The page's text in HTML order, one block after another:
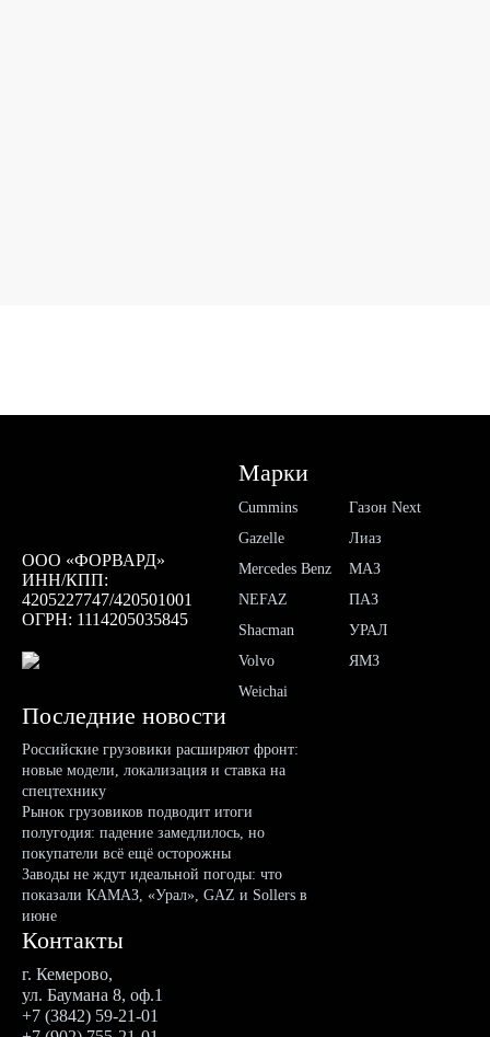
ООО «ФОРВАРД»
ИНН/КПП:
4205227747/420501001
ОГРН: 1114205035845
Марки
Cummins
Gazelle
Mercedes Benz
NEFAZ
Shacman
Volvo
Weichai
Газон Next
Лиаз
МАЗ
ПАЗ
УРАЛ
ЯМЗ
Последние новости
Российские грузовики расширяют фронт:
новые модели, локализация и ставка на
спецтехнику
Рынок грузовиков подводит итоги
полугодия: падение замедлилось, но
покупатели всё ещё осторожны
Заводы не ждут идеальной погоды: что
показали КАМАЗ, «Урал», GAZ и Sollers в
июне
Контакты
г. Кемерово,
ул. Баумана 8, оф.1
+7 (3842) 59-21-01